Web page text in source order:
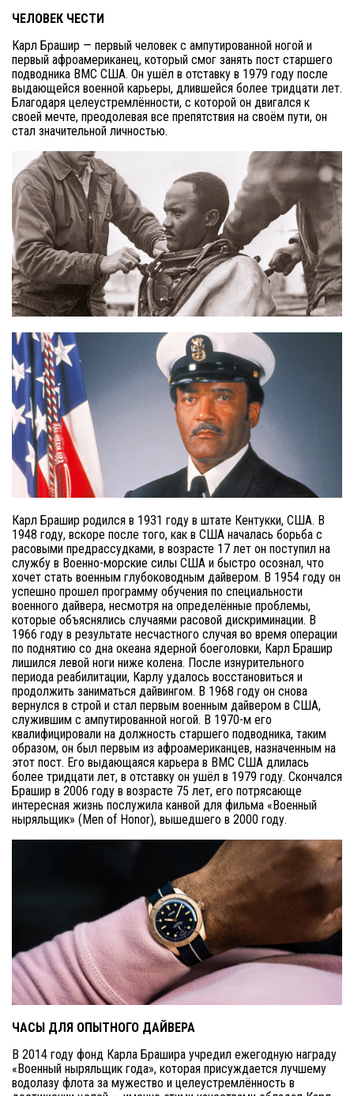
ЧЕЛОВЕК ЧЕСТИ
Карл Брашир — первый человек с ампутированной ногой и
первый афроамериканец, который смог занять пост старшего
подводника ВМС США. Он ушёл в отставку в 1979 году после
выдающейся военной карьеры, длившейся более тридцати лет.
Благодаря целеустремлённости, с которой он двигался к
своей мечте, преодолевая все препятствия на своём пути, он
стал значительной личностью.
Карл Брашир родился в 1931 году в штате Кентукки, США. В
1948 году, вскоре после того, как в США началась борьба с
расовыми предрассудками, в возрасте 17 лет он поступил на
службу в Военно-морские силы США и быстро осознал, что
хочет стать военным глубоководным дайвером. В 1954 году он
успешно прошел программу обучения по специальности
военного дайвера, несмотря на определённые проблемы,
которые объяснялись случаями расовой дискриминации. В
1966 году в результате несчастного случая во время операции
по поднятию со дна океана ядерной боеголовки, Карл Брашир
лишился левой ноги ниже колена. После изнурительного
периода реабилитации, Карлу удалось восстановиться и
продолжить заниматься дайвингом. В 1968 году он снова
вернулся в строй и стал первым военным дайвером в США,
служившим с ампутированной ногой. В 1970-м его
квалифицировали на должность старшего подводника, таким
образом, он был первым из афроамериканцев, назначенным на
этот пост. Его выдающаяся карьера в ВМС США длилась
более тридцати лет, в отставку он ушёл в 1979 году. Скончался
Брашир в 2006 году в возрасте 75 лет, его потрясающе
интересная жизнь послужила канвой для фильма «Военный
ныряльщик» (Men of Honor), вышедшего в 2000 году.
ЧАСЫ ДЛЯ ОПЫТНОГО ДАЙВЕРА
В 2014 году фонд Карла Брашира учредил ежегодную награду
«Военный ныряльщик года», которая присуждается лучшему
водолазу флота за мужество и целеустремлённость в